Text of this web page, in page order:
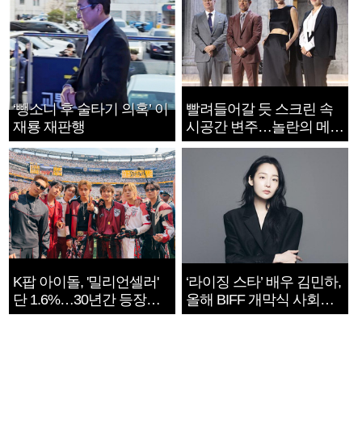
‘뺑소니 후 술타기 의혹’ 이
재룡 재판행
빨려들어갈 듯 스크린 속
시공간 변주…놀란의 메시
지는 ‘전쟁 속죄’
K팝 아이돌, '밀리언셀러'
단 1.6%…30년간 등장
1182개팀 전수조사
‘라이징 스타’ 배우 김민하,
올해 BIFF 개막식 사회자
확정